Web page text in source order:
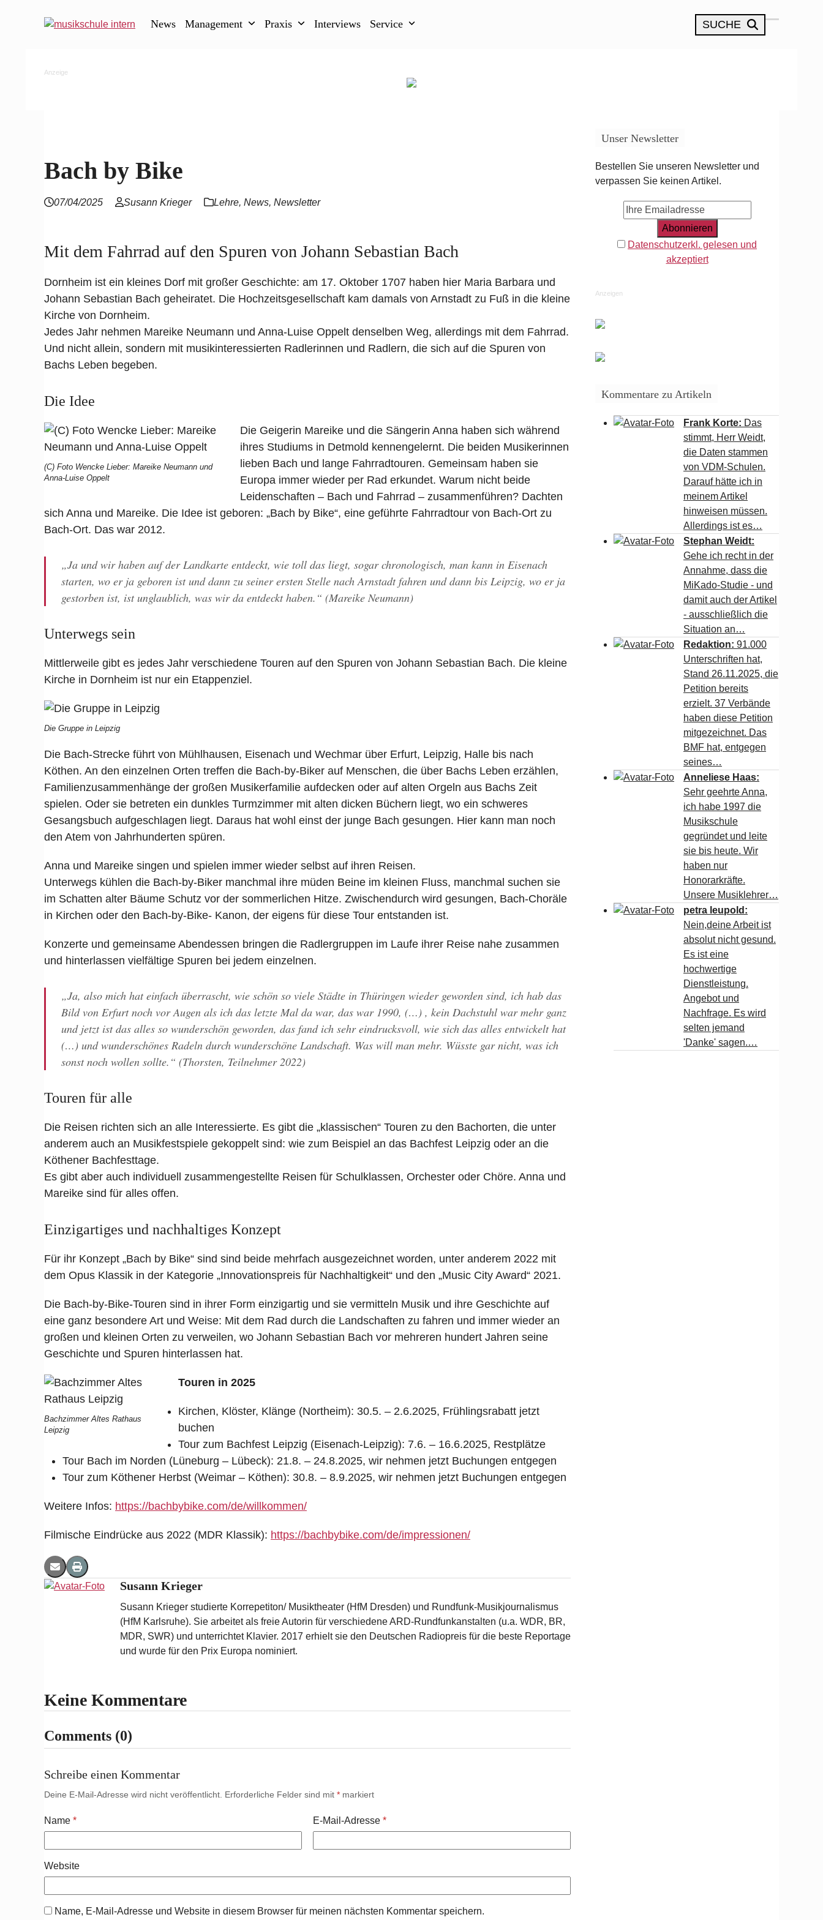
News Management Praxis Interviews Service SUCHE
Open
Close
Anzeige
Bach by Bike
07/04/2025 Susann Krieger Lehre, News, Newsletter
Mit dem Fahrrad auf den Spuren von Johann Sebastian Bach
Dornheim ist ein kleines Dorf mit großer Geschichte: am 17. Oktober 1707 haben hier Maria Barbara und
Johann Sebastian Bach geheiratet. Die Hochzeitsgesellschaft kam damals von Arnstadt zu Fuß in die kleine
Kirche von Dornheim.
Jedes Jahr nehmen Mareike Neumann und Anna-Luise Oppelt denselben Weg, allerdings mit dem Fahrrad.
Und nicht allein, sondern mit musikinteressierten Radlerinnen und Radlern, die sich auf die Spuren von
Bachs Leben begeben.
Die Idee
(C) Foto Wencke Lieber: Mareike Neumann und
Anna-Luise Oppelt
Die Geigerin Mareike und die Sängerin Anna haben sich während
ihres Studiums in Detmold kennengelernt. Die beiden Musikerinnen
lieben Bach und lange Fahrradtouren. Gemeinsam haben sie
Europa immer wieder per Rad erkundet. Warum nicht beide
Leidenschaften – Bach und Fahrrad – zusammenführen? Dachten
sich Anna und Mareike. Die Idee ist geboren: „Bach by Bike“, eine geführte Fahrradtour von Bach-Ort zu
Bach-Ort. Das war 2012.
„Ja und wir haben auf der Landkarte entdeckt, wie toll das liegt, sogar chronologisch, man kann in Eisenach
starten, wo er ja geboren ist und dann zu seiner ersten Stelle nach Arnstadt fahren und dann bis Leipzig, wo er ja
gestorben ist, ist unglaublich, was wir da entdeckt haben.“ (Mareike Neumann)
Unterwegs sein
Mittlerweile gibt es jedes Jahr verschiedene Touren auf den Spuren von Johann Sebastian Bach. Die kleine
Kirche in Dornheim ist nur ein Etappenziel.
Die Gruppe in Leipzig
Die Bach-Strecke führt von Mühlhausen, Eisenach und Wechmar über Erfurt, Leipzig, Halle bis nach
Köthen. An den einzelnen Orten treffen die Bach-by-Biker auf Menschen, die über Bachs Leben erzählen,
Familienzusammenhänge der großen Musikerfamilie aufdecken oder auf alten Orgeln aus Bachs Zeit
spielen. Oder sie betreten ein dunkles Turmzimmer mit alten dicken Büchern liegt, wo ein schweres
Gesangsbuch aufgeschlagen liegt. Daraus hat wohl einst der junge Bach gesungen. Hier kann man noch
den Atem von Jahrhunderten spüren.
Anna und Mareike singen und spielen immer wieder selbst auf ihren Reisen.
Unterwegs kühlen die Bach-by-Biker manchmal ihre müden Beine im kleinen Fluss, manchmal suchen sie
im Schatten alter Bäume Schutz vor der sommerlichen Hitze. Zwischendurch wird gesungen, Bach-Choräle
in Kirchen oder den Bach-by-Bike- Kanon, der eigens für diese Tour entstanden ist.
Konzerte und gemeinsame Abendessen bringen die Radlergruppen im Laufe ihrer Reise nahe zusammen
und hinterlassen vielfältige Spuren bei jedem einzelnen.
„Ja, also mich hat einfach überrascht, wie schön so viele Städte in Thüringen wieder geworden sind, ich hab das
Bild von Erfurt noch vor Augen als ich das letzte Mal da war, das war 1990, (…) , kein Dachstuhl war mehr ganz
und jetzt ist das alles so wunderschön geworden, das fand ich sehr eindrucksvoll, wie sich das alles entwickelt hat
(…) und wunderschönes Radeln durch wunderschöne Landschaft. Was will man mehr. Wüsste gar nicht, was ich
sonst noch wollen sollte.“ (Thorsten, Teilnehmer 2022)
Touren für alle
Die Reisen richten sich an alle Interessierte. Es gibt die „klassischen“ Touren zu den Bachorten, die unter
anderem auch an Musikfestspiele gekoppelt sind: wie zum Beispiel an das Bachfest Leipzig oder an die
Köthener Bachfesttage.
Es gibt aber auch individuell zusammengestellte Reisen für Schulklassen, Orchester oder Chöre. Anna und
Mareike sind für alles offen.
Einzigartiges und nachhaltiges Konzept
Für ihr Konzept „Bach by Bike“ sind sind beide mehrfach ausgezeichnet worden, unter anderem 2022 mit
dem Opus Klassik in der Kategorie „Innovationspreis für Nachhaltigkeit“ und den „Music City Award“ 2021.
Die Bach-by-Bike-Touren sind in ihrer Form einzigartig und sie vermitteln Musik und ihre Geschichte auf
eine ganz besondere Art und Weise: Mit dem Rad durch die Landschaften zu fahren und immer wieder an
großen und kleinen Orten zu verweilen, wo Johann Sebastian Bach vor mehreren hundert Jahren seine
Geschichte und Spuren hinterlassen hat.
Bachzimmer Altes Rathaus
Leipzig
Touren in 2025
Kirchen, Klöster, Klänge (Northeim): 30.5. – 2.6.2025, Frühlingsrabatt jetzt
buchen
Tour zum Bachfest Leipzig (Eisenach-Leipzig): 7.6. – 16.6.2025, Restplätze
Tour Bach im Norden (Lüneburg – Lübeck): 21.8. – 24.8.2025, wir nehmen jetzt Buchungen entgegen
Tour zum Köthener Herbst (Weimar – Köthen): 30.8. – 8.9.2025, wir nehmen jetzt Buchungen entgegen
Weitere Infos: https://bachbybike.com/de/willkommen/
Filmische Eindrücke aus 2022 (MDR Klassik): https://bachbybike.com/de/impressionen/
Susann Krieger
Susann Krieger studierte Korrepetiton/ Musiktheater (HfM Dresden) und Rundfunk-Musikjournalismus
(HfM Karlsruhe). Sie arbeitet als freie Autorin für verschiedene ARD-Rundfunkanstalten (u.a. WDR, BR,
MDR, SWR) und unterrichtet Klavier. 2017 erhielt sie den Deutschen Radiopreis für die beste Reportage
und wurde für den Prix Europa nominiert.
Keine Kommentare
Comments (0)
Schreibe einen Kommentar
Deine E-Mail-Adresse wird nicht veröffentlicht. Erforderliche Felder sind mit * markiert
Name * E-Mail-Adresse *
Website
Name, E-Mail-Adresse und Website in diesem Browser für meinen nächsten Kommentar speichern.
Unser Newsletter
Bestellen Sie unseren Newsletter und
verpassen Sie keinen Artikel.
Datenschutzerkl. gelesen und
akzeptiert
Anzeigen
Kommentare zu Artikeln
Frank Korte: Das
stimmt, Herr Weidt,
die Daten stammen
von VDM-Schulen.
Darauf hätte ich in
meinem Artikel
hinweisen müssen.
Allerdings ist es…
Stephan Weidt:
Gehe ich recht in der
Annahme, dass die
MiKado-Studie - und
damit auch der Artikel
- ausschließlich die
Situation an…
Redaktion: 91.000
Unterschriften hat,
Stand 26.11.2025, die
Petition bereits
erzielt. 37 Verbände
haben diese Petition
mitgezeichnet. Das
BMF hat, entgegen
seines…
Anneliese Haas:
Sehr geehrte Anna,
ich habe 1997 die
Musikschule
gegründet und leite
sie bis heute. Wir
haben nur
Honorarkräfte.
Unsere Musiklehrer…
petra leupold:
Nein,deine Arbeit ist
absolut nicht gesund.
Es ist eine
hochwertige
Dienstleistung.
Angebot und
Nachfrage. Es wird
selten jemand
'Danke' sagen.…